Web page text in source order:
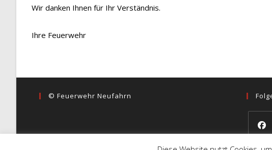
Wir danken Ihnen für Ihr Verständnis.
Ihre Feuerwehr
© Feuerwehr Neufahrn
Opens